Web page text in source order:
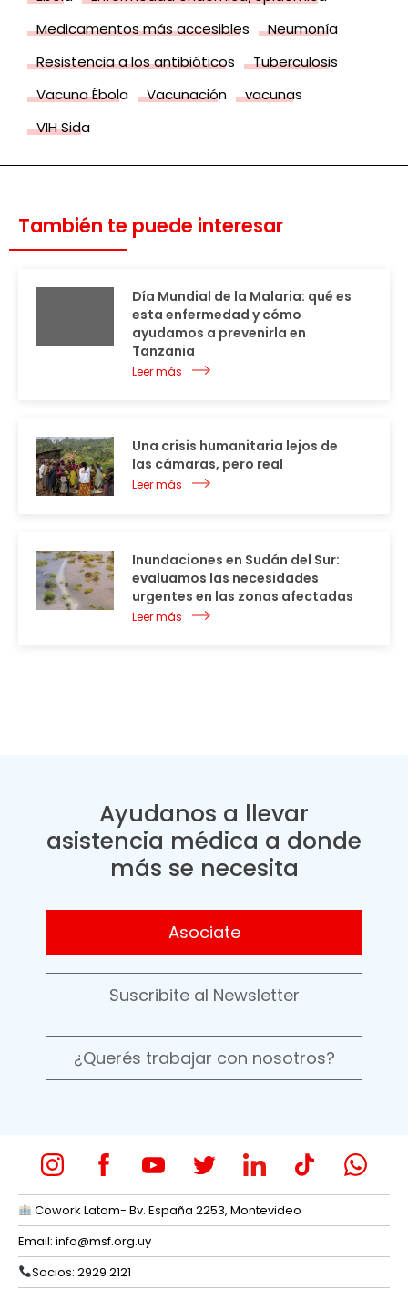
Medicamentos más accesibles
Neumonía
Resistencia a los antibióticos
Tuberculosis
Vacuna Ébola
Vacunación
vacunas
VIH Sida
También te puede interesar
Día Mundial de la Malaria: qué es
esta enfermedad y cómo
ayudamos a prevenirla en
Tanzania
Leer más
Una crisis humanitaria lejos de
las cámaras, pero real
Leer más
Inundaciones en Sudán del Sur:
evaluamos las necesidades
urgentes en las zonas afectadas
Leer más
Ayudanos a llevar
asistencia médica a donde
más se necesita
Asociate
Suscribite al Newsletter
¿Querés trabajar con nosotros?
Cowork Latam- Bv. España 2253, Montevideo
Email: info@msf.org.uy
Socios: 2929 2121